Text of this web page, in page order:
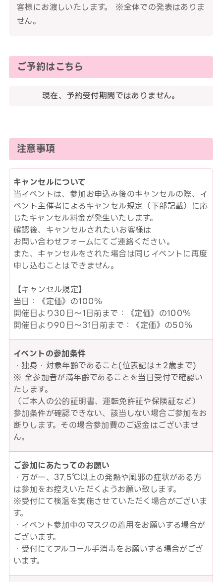
客様にお渡しいたします。 ※全体での発表はありま
せん。
ご予約はこちら
現在、予約受付期間ではありません。
注意事項
キャンセルについて
当イベントは、参加お申込み後のキャンセルの際、イ
ベント主催者によるキャンセル規定（下部記載）に応
じたキャンセル料金が発生いたします。
確認後、キャンセルされたいお客様は
お問い合わせフォームにてご連絡ください。
また、キャンセルをされた場合は同じイベントに再度
申し込むことはできません。
【キャンセル規定】
当日：《定価》の100％
開催日より30日～1日前まで：《定価》の100％
開催日より90日～31日前まで：《定価》の50％
イベントの参加条件
・独身・対象年齢であること(位表記は±2歳まで)
※ 全参加者が満年齢であることを当日受付で確認い
たします。
（ご本人の公的証明書、運転免許証や保険証など）
参加条件が確認できない、該当しない場合ご参加をお
断りします。その場合参加費のご返金はございませ
ん。
ご参加にあたってのお願い
・万が一、37.5℃以上の発熱や風邪の症状がある方
は参加をお控えいただくようお願い致します。
※受付にて検温を実施させていただく場合がございま
す。
・イベント参加中のマスクの着用をお願いする場合が
ございます。
・受付にてアルコール手消毒をお願いする場合がござ
います。